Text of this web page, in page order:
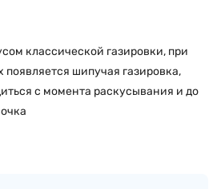
классической газировки, при
шипучая газировка,
с момента раскусывания и до